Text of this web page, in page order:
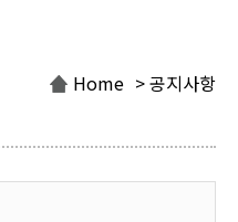
Home > 공지사항